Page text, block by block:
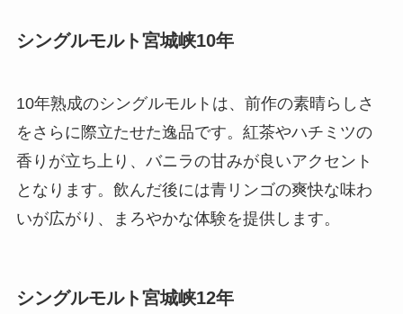
シングルモルト宮城峡10年
10年熟成のシングルモルトは、前作の素晴らしさ
をさらに際立たせた逸品です。紅茶やハチミツの
香りが立ち上り、バニラの甘みが良いアクセント
となります。飲んだ後には青リンゴの爽快な味わ
いが広がり、まろやかな体験を提供します。
シングルモルト宮城峡12年